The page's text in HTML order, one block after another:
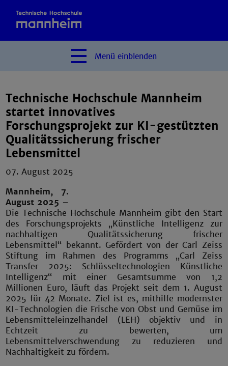
Menü einblenden
Technische Hochschule Mannheim
startet innovatives
Forschungsprojekt zur KI-gestützten
Qualitätssicherung frischer
Lebensmittel
07. August 2025
Mannheim, 7.
August 2025 –
Die Technische Hochschule Mannheim gibt den Start
des Forschungsprojekts „Künstliche Intelligenz zur
nachhaltigen Qualitätssicherung frischer
Lebensmittel“ bekannt. Gefördert von der Carl Zeiss
Stiftung im Rahmen des Programms „Carl Zeiss
Transfer 2025: Schlüsseltechnologien Künstliche
Intelligenz“ mit einer Gesamtsumme von 1,2
Millionen Euro, läuft das Projekt seit dem 1. August
2025 für 42 Monate. Ziel ist es, mithilfe modernster
KI-Technologien die Frische von Obst und Gemüse im
Lebensmitteleinzelhandel (LEH) objektiv und in
Echtzeit zu bewerten, um
Lebensmittelverschwendung zu reduzieren und
Nachhaltigkeit zu fördern.